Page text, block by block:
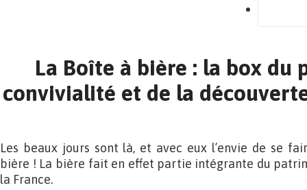
La Boîte à bière : la box du
convivialité et de la
Les beaux jours sont là, et avec eux l’envie de se
bière ! La bière fait en effet partie intégrante du
la France.